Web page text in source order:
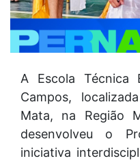
A Escola Técnica
Campos,
Mata, na Região
desenvolveu o
iniciativa